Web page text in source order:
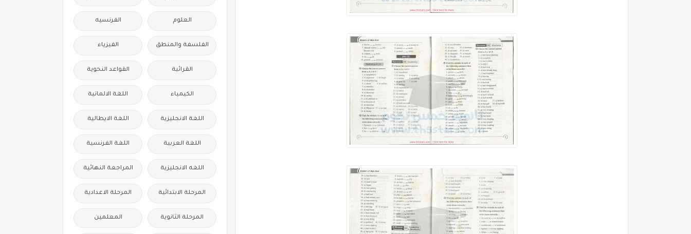
العلوم الفرنسيه
الفلسفة والمنطق الفيزياء
القرائية القواعد النحوية
الكيمياء اللغة الالمانية
اللغة الانجليزية اللغة الايطالية
اللغة العربية اللغة الفرنسية
اللغه الانجليزية المراجعة النهائية
المرحلة الابتدائية المرحلة الاعدادية
المرحلة الثانوية المعلمين